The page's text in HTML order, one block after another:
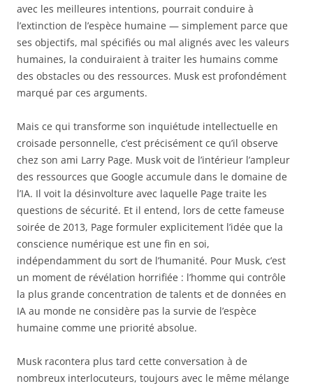
avec les meilleures intentions, pourrait conduire à
l’extinction de l’espèce humaine — simplement parce que
ses objectifs, mal spécifiés ou mal alignés avec les valeurs
humaines, la conduiraient à traiter les humains comme
des obstacles ou des ressources. Musk est profondément
marqué par ces arguments.
Mais ce qui transforme son inquiétude intellectuelle en
croisade personnelle, c’est précisément ce qu’il observe
chez son ami Larry Page. Musk voit de l’intérieur l’ampleur
des ressources que Google accumule dans le domaine de
l’IA. Il voit la désinvolture avec laquelle Page traite les
questions de sécurité. Et il entend, lors de cette fameuse
soirée de 2013, Page formuler explicitement l’idée que la
conscience numérique est une fin en soi,
indépendamment du sort de l’humanité. Pour Musk, c’est
un moment de révélation horrifiée : l’homme qui contrôle
la plus grande concentration de talents et de données en
IA au monde ne considère pas la survie de l’espèce
humaine comme une priorité absolue.
Musk racontera plus tard cette conversation à de
nombreux interlocuteurs, toujours avec le même mélange